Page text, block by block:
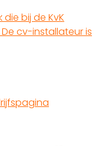
bij de KvK
De cv-installateur is